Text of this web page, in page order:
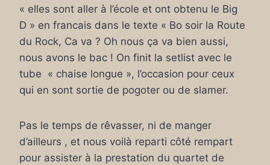
« elles sont aller à l’école et ont obtenu le Big
D » en francais dans le texte « Bo soir la Route
du Rock, Ca va ? Oh nous ça va bien aussi,
nous avons le bac ! On finit la setlist avec le
tube « chaise longue », l’occasion pour ceux
qui en sont sortie de pogoter ou de slamer.
Pas le temps de rêvasser, ni de manger
d’ailleurs , et nous voilà reparti côté rempart
pour assister à la prestation du quartet de